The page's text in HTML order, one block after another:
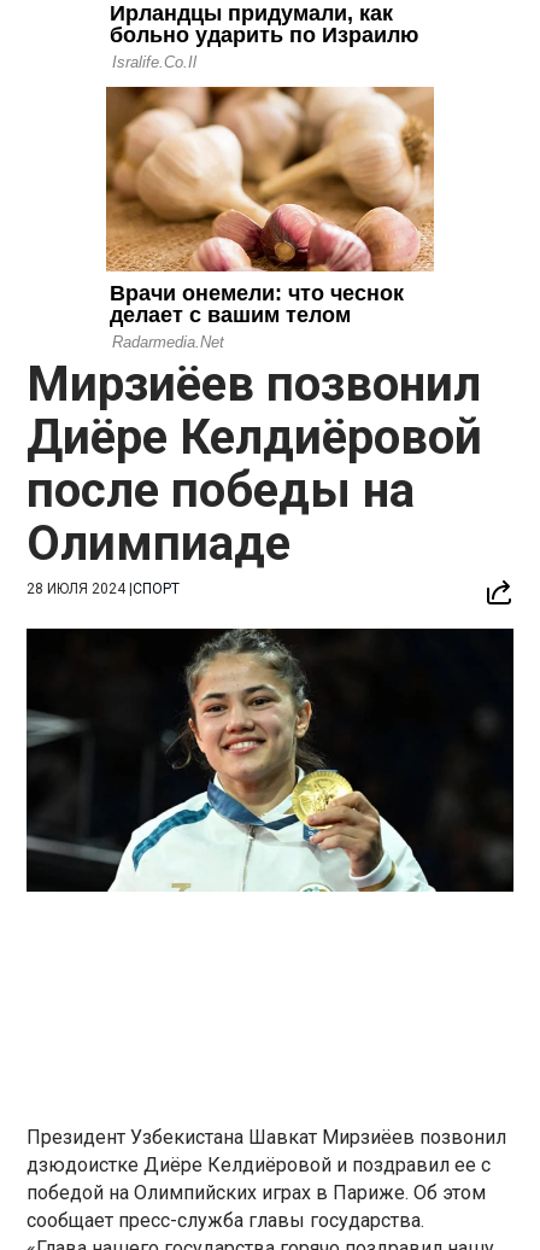
Мирзиёев позвонил
Диёре Келдиёровой
после победы на
Олимпиаде
28 ИЮЛЯ 2024|СПОРТ
Президент Узбекистана Шавкат Мирзиёев позвонил
дзюдоистке Диёре Келдиёровой и поздравил ее с
победой на Олимпийских играх в Париже. Об этом
сообщает пресс-служба главы государства.